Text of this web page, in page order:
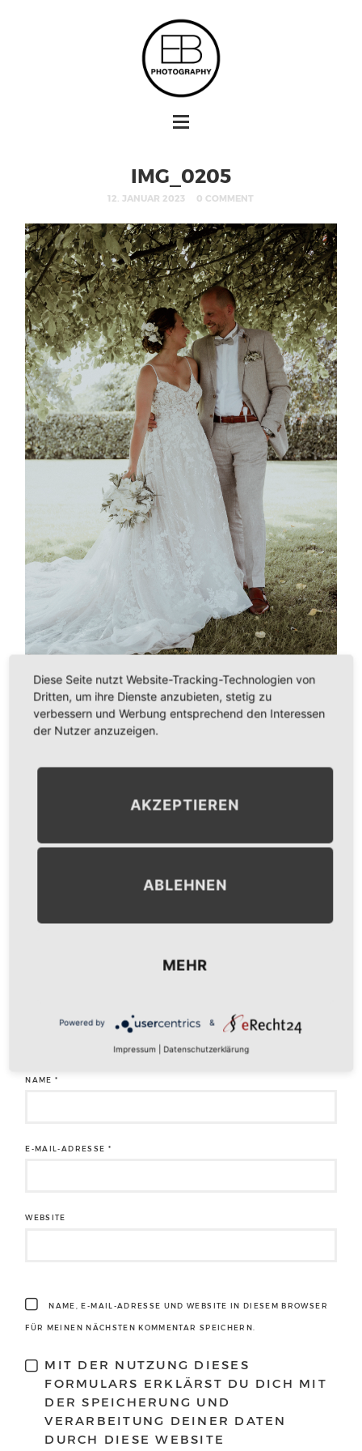
IMG_0205
12. JANUAR 2023 0 COMMENT
PREVIOUS IMAGE
LEAVE A COMMENT
NAME*
E-MAIL-ADRESSE *
WEBSITE
NAME, E-MAIL-ADRESSE UND WEBSITE IN DIESEM BROWSER
FÜR MEINEN NÄCHSTEN KOMMENTAR SPEICHERN.
MIT DER NUTZUNG DIESES
FORMULARS ERKLÄRST DU DICH MIT
DER SPEICHERUNG UND
VERARBEITUNG DEINER DATEN
DURCH DIESE WEBSITE
Diese Seite nutzt Website-Tracking-Technologien von
Dritten, um ihre Dienste anzubieten, stetig zu
verbessern und Werbung entsprechend den Interessen
der Nutzer anzuzeigen.
AKZEPTIEREN
ABLEHNEN
MEHR
Powered by &
Impressum Datenschutzerklärung